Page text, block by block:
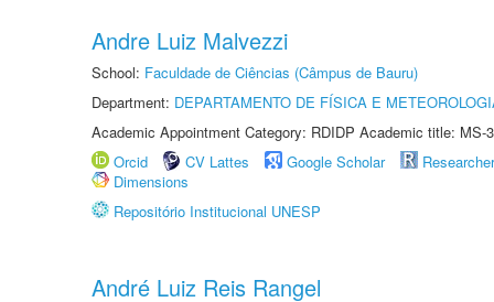
Andre Luiz Malvezzi
School: Faculdade de Ciências (Câmpus de Bauru)
Department: DEPARTAMENTO DE FÍSICA E
Academic Appointment Category: RDIDP Academic title: MS-
Orcid
CV Lattes Google Scholar
Dimensions
Repositório Institucional UNESP
André Luiz Reis Rangel